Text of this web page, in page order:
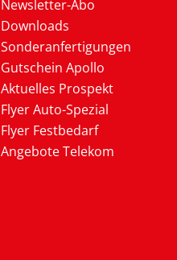
Newsletter-Abo
Downloads
Sonderanfertigungen
Gutschein Apollo
Aktuelles Prospekt
Flyer Auto-Spezial
Flyer Festbedarf
Angebote Telekom